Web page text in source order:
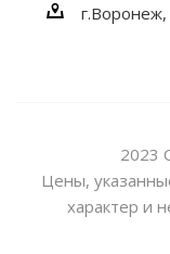
2023
Цены,
характер и